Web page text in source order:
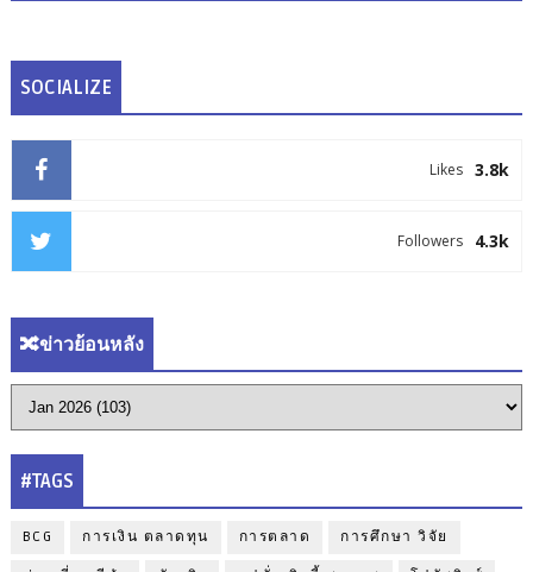
SOCIALIZE
3.8k
Likes
4.3k
Followers
🔀ข่าวย้อนหลัง
#TAGS
BCG การเงิน ตลาดทุน การตลาด การศึกษา วิจัย